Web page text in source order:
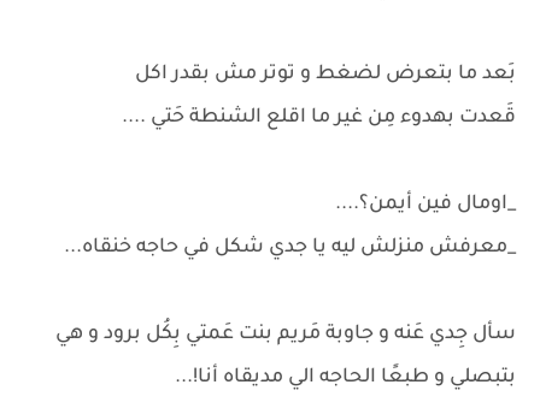
بَعد ما بتعرض لضغط و توتر مش بقدر اكل
قَعدت بهدوء مِن غير ما اقلع الشنطة حَتي ....
_اومال فين أيمن؟....
_معرفش منزلش ليه يا جدي شكل في حاجه خنقاه...
سأل جِدي عَنه و جاوبة مَريم بنت عَمتي بِكُل برود و هي
بتبصلي و طبعًا الحاجه الي مديقاه أنا!...